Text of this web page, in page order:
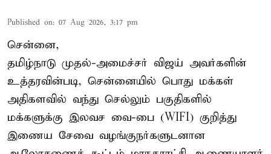
Published on: 07 Aug 2026, 3:17 pm
சென்னை,
தமிழ்நாடு முதல்-அமைச்சர் விஜய் அவர்களின்
உத்தரவின்படி, சென்னையில் பொது மக்கள்
அதிகளவில் வந்து செல்லும் பகுதிகளில்
மக்களுக்கு இலவச வை-பை (WIFI) குறித்து
இணைய சேவை வழங்குநர்களுடனான